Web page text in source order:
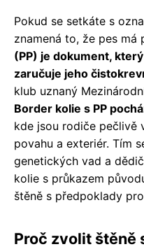
Pokud se setkáte s
znamená to, že pes má
(PP) je dokument,
zaručuje jeho
klub uznaný
Border kolie s PP
kde jsou rodiče pečlivě
povahu a exteriér. Tím
genetických vad a
kolie s průkazem
štěně s předpoklady
Proč zvolit štěně